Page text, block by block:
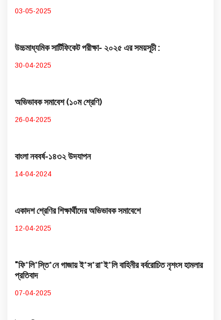
03-05-2025
উচ্চমাধ্যমিক সার্টিফিকেট পরীক্ষা- ২০২৫ এর সময়সূচী :
30-04-2025
অভিভাবক সমাবেশ (১০ম শ্রেণি)
26-04-2025
বাংলা নববর্ষ-১৪৩২ উদযাপন
14-04-2024
একাদশ শ্রেণির শিক্ষার্থীদের অভিভাবক সমাবেশে
12-04-2025
"ফি*লি*স্তি*নে গাজায় ই*স*রা*ই*লি বাহিনীর বর্বরোচিত নৃশংস হামলার
প্রতিবাদ
07-04-2025